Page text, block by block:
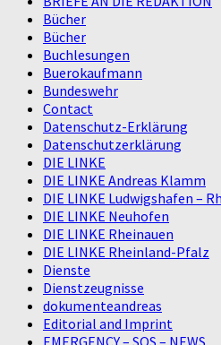
Bücher
Bücher
Buchlesungen
Buerokaufmann
Bundeswehr
Contact
Datenschutz-Erklärung
Datenschutzerklärung
DIE LINKE
DIE LINKE Andreas Klamm
DIE LINKE Ludwigshafen –
DIE LINKE Neuhofen
DIE LINKE Rheinauen
DIE LINKE Rheinland-Pfalz
Dienste
Dienstzeugnisse
dokumenteandreas
Editorial and Imprint
EMERGENCY – SOS – NEWS